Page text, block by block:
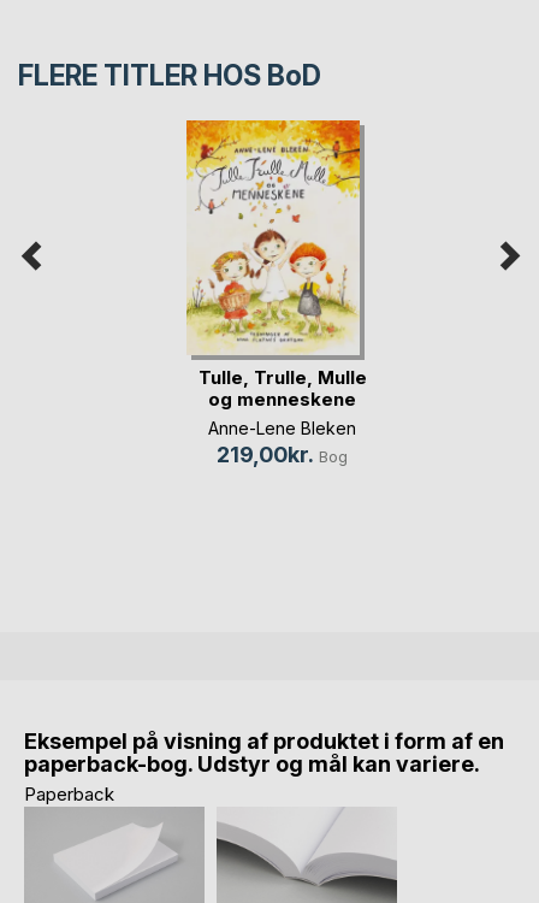
FLERE TITLER HOS BoD
Tulle, Trulle, Mulle
og menneskene
Anne-Lene Bleken
219,00kr. Bog
Eksempel på visning af produktet i form af en
paperback-bog. Udstyr og mål kan variere.
Paperback